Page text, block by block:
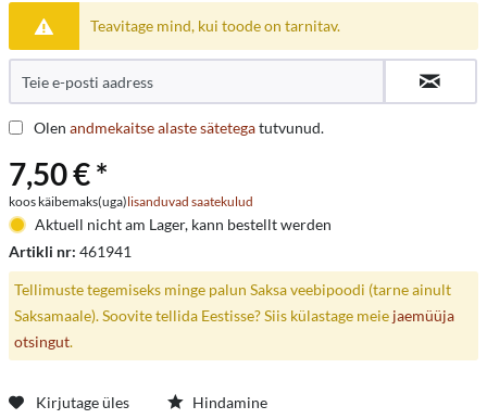
Teavitage mind, kui toode on tarnitav.
Olen andmekaitse alaste sätetegatutvunud.
7,50 € *
koos käibemaks(uga)lisanduvad saatekulud
Aktuell nicht am Lager, kann bestellt werden
Artikli nr: 461941
Tellimuste tegemiseks minge palun Saksa veebipoodi (tarne ainult
Saksamaale). Soovite tellida Eestisse? Siis külastage meie jaemüüja
otsingut.
Kirjutage üles Hindamine